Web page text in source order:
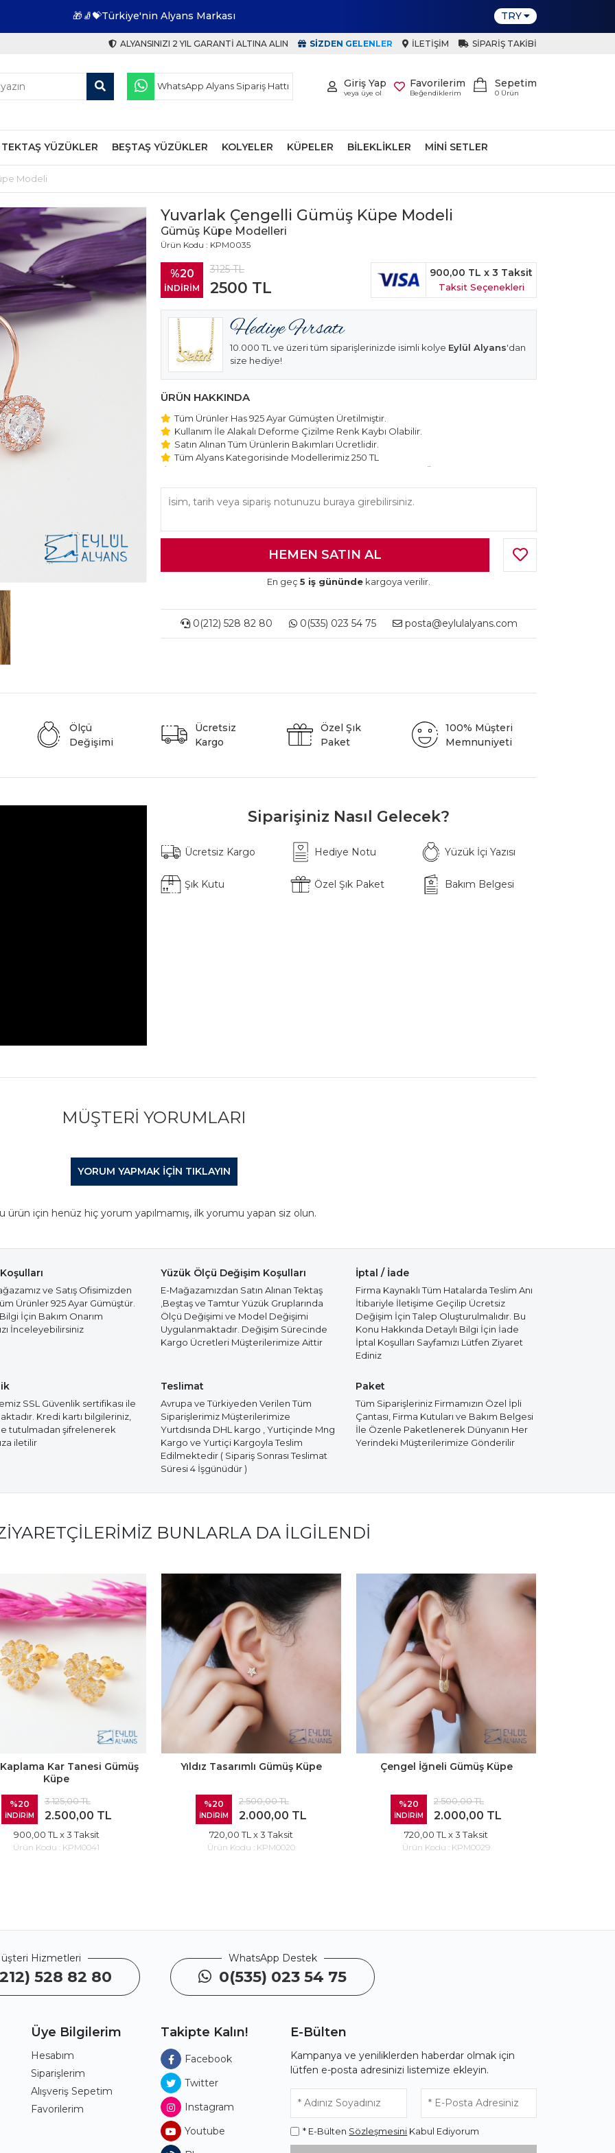
🎁🧦💝Türkiye'nin Alyans Markası TRY
ALYANSINIZI 2 YIL GARANTI ALTINA ALIN SIZDEN GELENLER İLETIŞIM SIPARIŞ TAKIBI
Sepetim
0 Ürün
Favorilerim
Beğendiklerim
Giriş Yap
veya üye ol
WhatsApp Alyans Sipariş Hattı
TEKTAŞ YÜZÜKLER BEŞTAŞ YÜZÜKLER KOLYELER KÜPELER BILEKLIKLER MINI SETLER
Modeli
Yuvarlak Çengelli Gümüş Küpe Modeli
Gümüş Küpe Modelleri
Ürün Kodu : KPM0035
%20
İNDİRİM
3125TL
2500 TL
900,00 TL x 3 Taksit
Taksit Seçenekleri
10.000 TL ve üzeri tüm siparişlerinizde isimli kolye Eylül Alyans'dan
size hediye!
ÜRÜN HAKKINDA
Tüm Ürünler Has 925 Ayar Gümüşten Üretilmiştir.
Kullanım İle Alakalı Deforme Çizilme Renk Kaybı Olabilir.
Satın Alınan Tüm Ürünlerin Bakımları Ücretlidir.
Tüm Alyans Kategorisinde Modellerimiz 250 TL
Beştaş Tektaş Kolye ve Bileklik Modellerimiz 150 TL Sabit Ücret ile Hareket
En geç 5 iş gününde kargoya verilir.
0(212) 528 82 80 0(535) 023 54 75 posta@eylulalyans.com
Ölçü
Değişimi
Ücretsiz
Kargo
Özel Şık
Paket
100% Müşteri
Memnuniyeti
Siparişiniz Nasıl Gelecek?
Ücretsiz Kargo Hediye Notu Yüzük İçi Yazısı
Şık Kutu Özel Şık Paket Bakım Belgesi
MÜŞTERI YORUMLARI
YORUM YAPMAK IÇIN TIKLAYIN
ürün için henüz hiç yorum yapılmamış, ilk yorumu yapan siz olun.
ve Satış Ofisimizden
Ürünler 925 Ayar Gümüştür.
İçin Bakım Onarım
İnceleyebilirsiniz
Yüzük Ölçü Değişim Koşulları
E-Mağazamızdan Satın Alınan Tektaş
,Beştaş ve Tamtur Yüzük Gruplarında
Ölçü Değişimi ve Model Değişimi
Uygulanmaktadır. Değişim Sürecinde
Kargo Ücretleri Müşterilerimize Aittir
İptal / İade
Firma Kaynaklı Tüm Hatalarda Teslim Anı
İtibariyle İletişime Geçilip Ücretsiz
Değişim İçin Talep Oluşturulmalıdır. Bu
Konu Hakkında Detaylı Bilgi İçin İade
İptal Koşulları Sayfamızı Lütfen Ziyaret
Ediniz
SSL Güvenlik sertifikası ile
Kredi kartı bilgileriniz,
tutulmadan şifrelenerek
iletilir
Teslimat
Avrupa ve Türkiyeden Verilen Tüm
Siparişlerimiz Müşterilerimize
Yurtdısında DHL kargo , Yurtiçinde Mng
Kargo ve Yurtiçi Kargoyla Teslim
Edilmektedir ( Sipariş Sonrası Teslimat
Süresi 4 İşgünüdür )
Paket
Tüm Siparişleriniz Firmamızın Özel İpli
Çantası, Firma Kutuları ve Bakım Belgesi
İle Özenle Paketlenerek Dünyanın Her
Yerindeki Müşterilerimize Gönderilir
BUNLARLA DA İLGILENDI
Kar Tanesi Gümüş
Küpe
%20
İNDİRİM
3.125,00 TL
2.500,00 TL
900,00 TL x 3 Taksit
Ürün Kodu : KPM0041
Yıldız Tasarımlı Gümüş Küpe
%20
İNDİRİM
2.500,00 TL
2.000,00 TL
720,00 TL x 3 Taksit
Ürün Kodu : KPM0020
Çengel İğneli Gümüş Küpe
%20
İNDİRİM
2.500,00 TL
2.000,00 TL
720,00 TL x 3 Taksit
Ürün Kodu : KPM0029
Hizmetleri
528 82 80
WhatsApp Destek
0(535) 023 54 75
Üye Bilgilerim
Hesabım
Siparişlerim
Alışveriş Sepetim
Favorilerim
Takipte Kalın!
Facebook
Twitter
Instagram
Youtube
E-Bülten
Kampanya ve yeniliklerden haberdar olmak için
lütfen e-posta adresinizi listemize ekleyin.
* E-Bülten Sözleşmesini Kabul Ediyorum